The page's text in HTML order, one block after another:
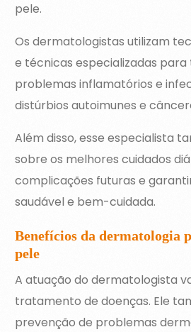
pele.
Os dermatologistas utilizam
e técnicas especializadas
problemas inflamatórios e
distúrbios autoimunes e
Além disso, esse especialista
sobre os melhores cuidados
complicações futuras e
saudável e bem-cuidada.
Benefícios da dermatologia
pele
A atuação do dermatologista
tratamento de doenças. Ele
prevenção de problemas